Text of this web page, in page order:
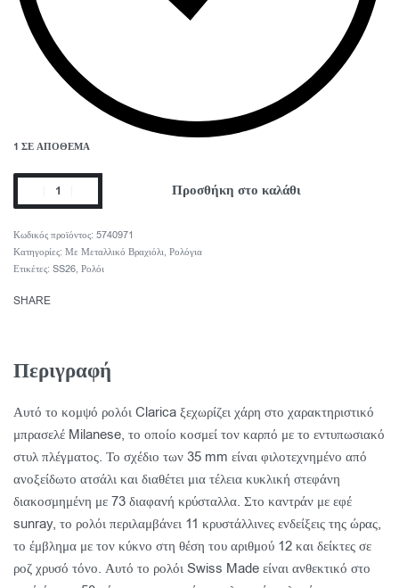
1 ΣΕ ΑΠΌΘΕΜΑ
Προσθήκη στο καλάθι
5740971
Κατηγορίες: Με Μεταλλικό Βραχιόλι, Ρολόγια
Ετικέτες: SS26, Ρολόι
SHARE
Περιγραφή
Αυτό το κομψό ρολόι Clarica ξεχωρίζει χάρη στο χαρακτηριστικό
μπρασελέ Milanese, το οποίο κοσμεί τον καρπό με το εντυπωσιακό
στυλ πλέγματος. Το σχέδιο των 35 mm είναι φιλοτεχνημένο από
ανοξείδωτο ατσάλι και διαθέτει μια τέλεια κυκλική στεφάνη
διακοσμημένη με 73 διαφανή κρύσταλλα. Στο καντράν με εφέ
sunray, το ρολόι περιλαμβάνει 11 κρυστάλλινες ενδείξεις της ώρας,
το έμβλημα με τον κύκνο στη θέση του αριθμού 12 και δείκτες σε
ροζ χρυσό τόνο. Αυτό το ρολόι Swiss Made είναι ανθεκτικό στο